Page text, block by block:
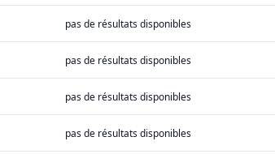
pas de résultats disponibles
pas de résultats disponibles
pas de résultats disponibles
pas de résultats disponibles